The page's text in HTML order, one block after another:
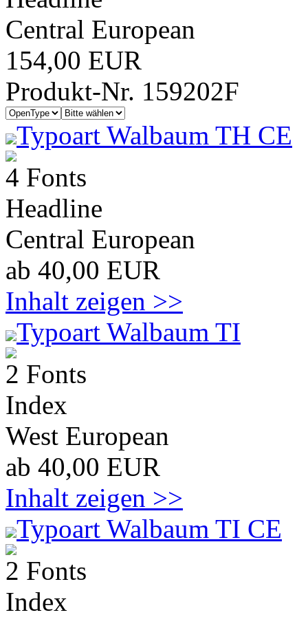
Central European
154,00 EUR
Produkt-Nr. 159202F
Typoart Walbaum TH CE
4 Fonts
Headline
Central European
ab 40,00 EUR
Inhalt zeigen >>
Typoart Walbaum TI
2 Fonts
Index
West European
ab 40,00 EUR
Inhalt zeigen >>
Typoart Walbaum TI CE
2 Fonts
Index